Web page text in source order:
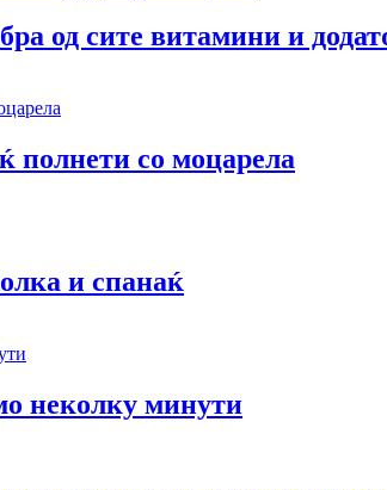
од сите витамини и
полнети со моцарела
и спанаќ
неколку минути